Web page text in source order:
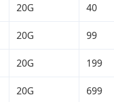
20G 40
20G 99
20G 199
20G 699